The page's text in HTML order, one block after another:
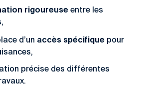
rigoureuse entre les
d’un accès spécifique pour
précise des différentes